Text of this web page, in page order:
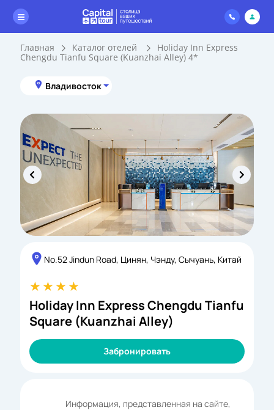
Главная Каталог отелей
Holiday Inn Express
Chengdu Tianfu Square (Kuanzhai Alley) 4*
Владивосток
No.52 Jindun Road, Цинян, Чэнду, Сычуань, Китай
Holiday Inn Express Chengdu Tianfu
Square (Kuanzhai Alley)
Забронировать
Информация, представленная на сайте,